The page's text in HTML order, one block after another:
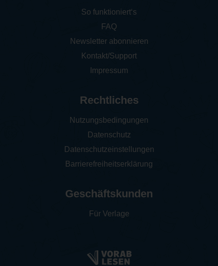
So funktioniert‘s
FAQ
Newsletter abonnieren
Kontakt/Support
Impressum
Rechtliches
Nutzungsbedingungen
Datenschutz
Datenschutzeinstellungen
Barrierefreiheitserklärung
Geschäftskunden
Für Verlage